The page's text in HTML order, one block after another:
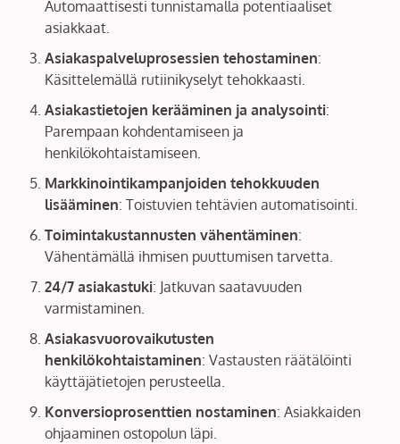
Automaattisesti tunnistamalla potentiaaliset
asiakkaat.
Asiakaspalveluprosessien tehostaminen:
Käsittelemällä rutiinikyselyt tehokkaasti.
Asiakastietojen kerääminen ja analysointi:
Parempaan kohdentamiseen ja
henkilökohtaistamiseen.
Markkinointikampanjoiden tehokkuuden
lisääminen: Toistuvien tehtävien automatisointi.
Toimintakustannusten vähentäminen:
Vähentämällä ihmisen puuttumisen tarvetta.
24/7 asiakastuki: Jatkuvan saatavuuden
varmistaminen.
Asiakasvuorovaikutusten
henkilökohtaistaminen: Vastausten räätälöinti
käyttäjätietojen perusteella.
Konversioprosenttien nostaminen: Asiakkaiden
ohjaaminen ostopolun läpi.